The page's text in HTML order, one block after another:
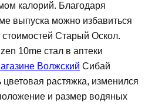
калорий. Благодаря
выпуска можно избавиться
Старый Оскол.
10me стал в аптеки
Волжский Сибай
растяжка, изменился
и размер водяных